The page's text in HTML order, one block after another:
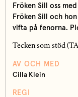
Fröken Sill oss
Fröken Sill och
vifta på fenorna.
Tecken som stöd
AV OCH MED
Cilla Klein
REGI